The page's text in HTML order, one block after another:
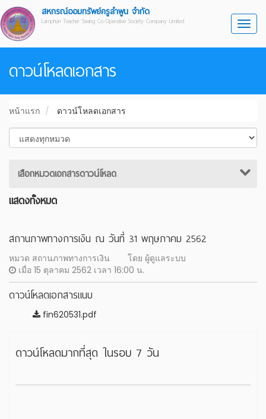
สหกรณ์ออมทรัพย์ครูลำพูน จำกัด
Lamphun Teacher Saving Co-Operative Society Company Limited
ดาวน์โหลดเอกสาร
หน้าแรก ดาวน์โหลดเอกสาร
เสือกหมวดเอกสารดาวน์โหลด
แสดงทั้งหมด
สถานภาพทางการเงิน ณ วันที่ 31 พฤษภาคม 2562
หมวด สถานภาพทางการเงิน
โดย ผู้ดูแลระบบ
เมื่อ 15 ตุลาคม 2562 เวลา 16:00 น.
ดาวน์โหลดเอกสารแนบ
fin620531.pdf
ดาวน์โหลดมากที่สุด ในรอบ 7 วัน